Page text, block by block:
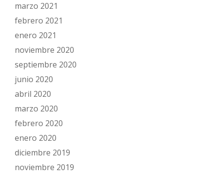
marzo 2021
febrero 2021
enero 2021
noviembre 2020
septiembre 2020
junio 2020
abril 2020
marzo 2020
febrero 2020
enero 2020
diciembre 2019
noviembre 2019